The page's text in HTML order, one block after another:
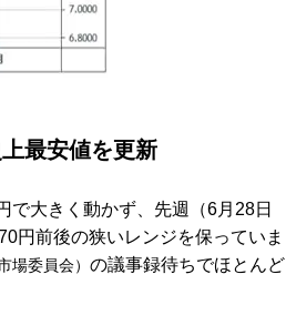
最安値を更新
大きく動かず、先週（6月28日
円前後の狭いレンジを保っていま
場委員会） の議事録待ちでほとんど